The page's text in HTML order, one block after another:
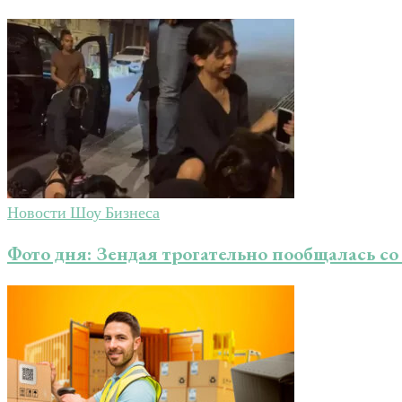
Новости Шоу Бизнеса
Фото дня: Зендая трогательно пообщалась